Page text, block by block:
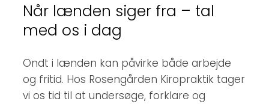
Når lænden siger fra – tal
med os i dag
Ondt i lænden kan påvirke både arbejde
og fritid. Hos Rosengården Kiropraktik tager
vi os tid til at undersøge, forklare og